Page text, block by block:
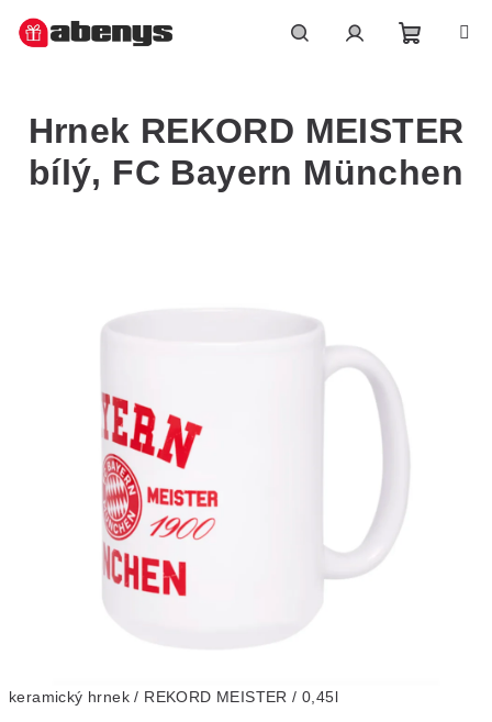
košík
keramický hrnek / REKORD MEISTER / 0,45l
Hrnek REKORD MEISTER
bílý, FC Bayern München